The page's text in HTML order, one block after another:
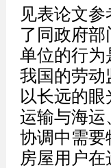
见表论文
了同政府
单位的行为
我国的劳动
以长远的
运输与海运
协调中需要
房屋用户